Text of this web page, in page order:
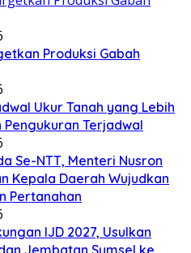
Produksi Gabah
Ukur Tanah yang Lebih
Terjadwal
Se-NTT, Menteri Nusron
Kepala Daerah Wujudkan
Pertanahan
IJD 2027, Usulkan